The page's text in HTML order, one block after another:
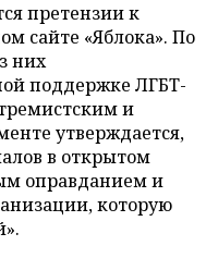
претензии к
сайте «Яблока». По
них
поддержке ЛГБТ-
и
утверждается,
в открытом
оправданием и
которую